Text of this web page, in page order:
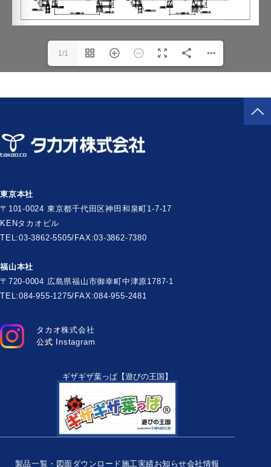
1/1
タカオ株式会社
公式 Instagram
東京本社
〒101-0024 東京都千代田区神田和泉町1-7-17
KENタカオビル
TEL:03-3862-5505/FAX:03-3862-7380
福山本社
〒720-0004 広島県福山市御幸町中津原1787-1
TEL:084-955-1275/FAX:084-955-2481
ギザギザ葉っぱ【遊びの王国】
製品一覧・図面ダウンロード施工実績お知らせ会社情報